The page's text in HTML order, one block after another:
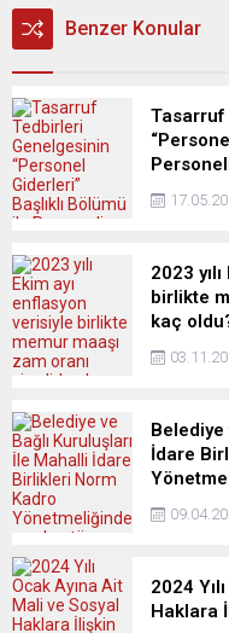
Benzer Konular
Tasarruf
2023
birlikte
kaç
Belediye
İdare
2024
Haklara